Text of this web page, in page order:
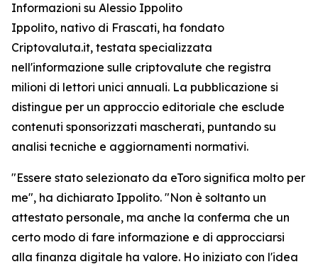
Informazioni su Alessio Ippolito
Ippolito, nativo di Frascati, ha fondato
Criptovaluta.it, testata specializzata
nell'informazione sulle criptovalute che registra
milioni di lettori unici annuali. La pubblicazione si
distingue per un approccio editoriale che esclude
contenuti sponsorizzati mascherati, puntando su
analisi tecniche e aggiornamenti normativi.
"Essere stato selezionato da eToro significa molto per
me", ha dichiarato Ippolito. "Non è soltanto un
attestato personale, ma anche la conferma che un
certo modo di fare informazione e di approcciarsi
alla finanza digitale ha valore. Ho iniziato con l'idea